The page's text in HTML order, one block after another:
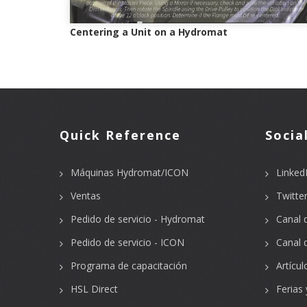
Centering a Unit on a Hydromat
Quick Reference
Máquinas Hydromat/ICON
Ventas
Pedido de servicio - Hydromat
Pedido de servicio - ICON
Programa de capacitación
HSL Direct
Social
Twitter
Canal
Canal
Ferias